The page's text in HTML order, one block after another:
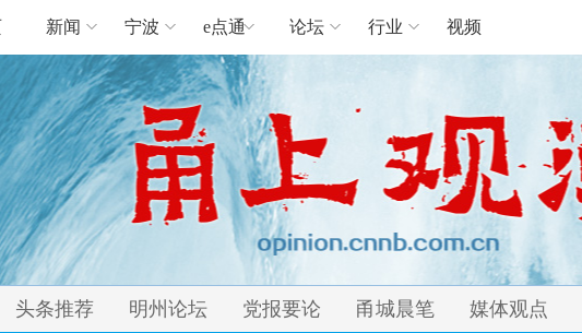
新闻 宁波 e点通 论坛 行业 视频
头条推荐 明州论坛 党报要论 甬城晨笔 媒体观点